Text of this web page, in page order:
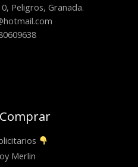
Peligros, Granada.
Merlin